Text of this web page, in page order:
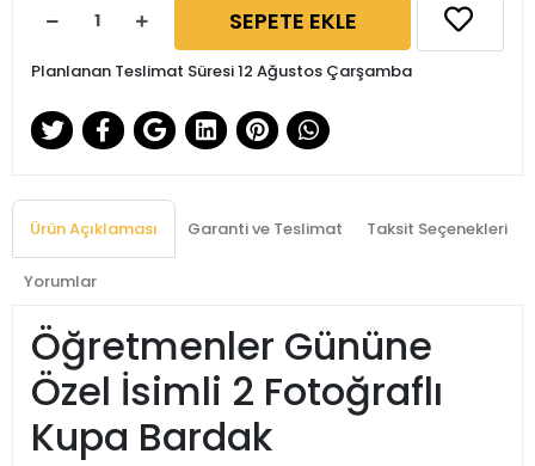
SEPETE EKLE
Planlanan Teslimat Süresi 12 Ağustos Çarşamba
Ürün Açıklaması Garanti ve Teslimat Taksit Seçenekleri
Yorumlar
Öğretmenler Gününe
Özel İsimli 2 Fotoğraflı
Kupa Bardak